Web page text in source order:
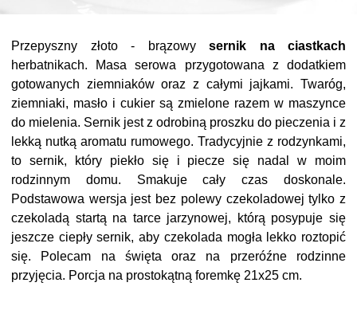
Przepyszny złoto - brązowy sernik na ciastkach
herbatnikach. Masa serowa przygotowana z dodatkiem
gotowanych ziemniaków oraz z całymi jajkami. Twaróg,
ziemniaki, masło i cukier są zmielone razem w maszynce
do mielenia. Sernik jest z odrobiną proszku do pieczenia i z
lekką nutką aromatu rumowego. Tradycyjnie z rodzynkami,
to sernik, który piekło się i piecze się nadal w moim
rodzinnym domu. Smakuje cały czas doskonale.
Podstawowa wersja jest bez polewy czekoladowej tylko z
czekoladą startą na tarce jarzynowej, którą posypuje się
jeszcze ciepły sernik, aby czekolada mogła lekko roztopić
się. Polecam na święta oraz na przeróźne rodzinne
przyjęcia. Porcja na prostokątną foremkę 21x25 cm.